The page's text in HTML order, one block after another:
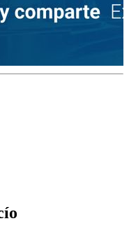
se celebran en el
hacer?